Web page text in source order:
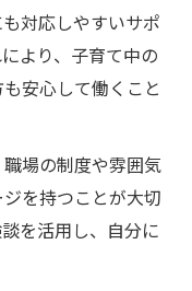
対応しやすいサポ
より、子育て中の
安心して働くこと
場の制度や雰囲気
を持つことが大切
を活用し、自分に